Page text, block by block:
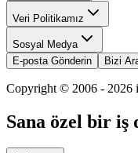
Veri Politikamız
Sosyal Medya
E-posta Gönderin
Bizi
Copyright © 2006 - 2026
Sana özel bir iş